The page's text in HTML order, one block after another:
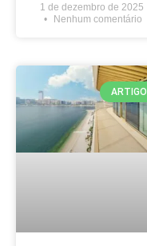
1 de dezembro de 2025
Nenhum comentário
ARTIGO